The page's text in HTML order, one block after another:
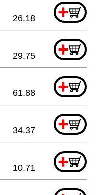
+
26.18
+
29.75
+
61.88
+
34.37
+
10.71